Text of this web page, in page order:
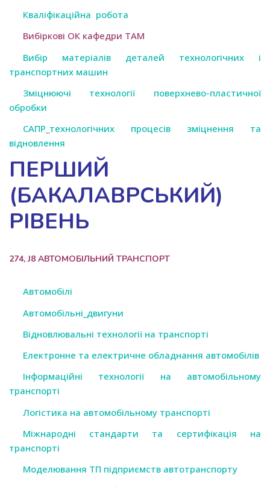
Кваліфікаційна робота
Вибіркові ОК кафедри ТАМ
Вибір матеріалів деталей технологічних і
транспортних машин
Зміцнюючі технології поверхнево-пластичної
обробки
САПР_технологічних процесів зміцнення та
відновлення
ПЕРШИЙ
(БАКАЛАВРСЬКИЙ)
РІВЕНЬ
274, J8 АВТОМОБІЛЬНИЙ ТРАНСПОРТ
Автомобілі
Автомобільні_двигуни
Відновлювальні технології на транспорті
Електронне та електричне обладнання автомобілів
Інформаційні технології на автомобільному
транспорті
Логістика на автомобільному транспорті
Міжнародні стандарти та сертифікація на
транспорті
Моделювання ТП підприємств автотранспорту